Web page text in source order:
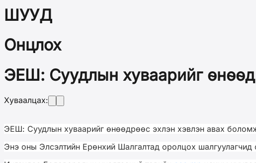
ШУУД
Онцлох
ЭЕШ: Суудлын хуваарийг
Хуваалцах:
ЭЕШ: Суудлын хуваарийг өнөөдрөөс эхлэн хэвлэн авах
Энэ оны Элсэлтийн Ерөнхий Шалгалтад оролцох